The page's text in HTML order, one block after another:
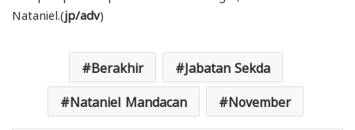
Nataniel.(jp/adv)
Berakhir Jabatan Sekda
Nataniel Mandacan November